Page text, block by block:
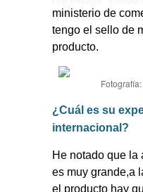
ministerio de
tengo el sello de
producto.
¿Cuál es su
internacional?
He notado que la
es muy grande,a
el producto hay